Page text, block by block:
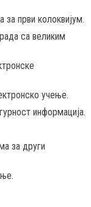
први колоквијум.
са великим
учење.
информација.
за други